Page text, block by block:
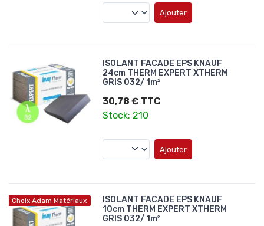
Ajouter
ISOLANT FACADE EPS KNAUF
24cm THERM EXPERT XTHERM
GRIS 032/ 1m²
30,78 € TTC
Stock: 210
Ajouter
Choix Adam Matériaux
ISOLANT FACADE EPS KNAUF
10cm THERM EXPERT XTHERM
GRIS 032/ 1m²